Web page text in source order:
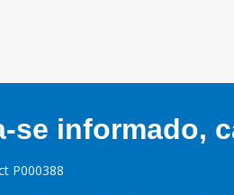
se informado,
P000388